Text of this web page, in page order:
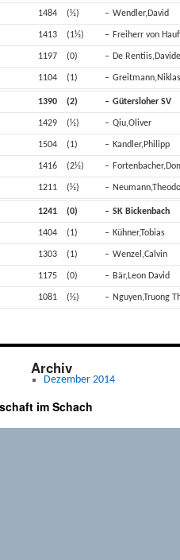
1484 (½) – Wendler,David
1413 (1½) – Freiherr von
1197 (0) – De
1104 (1) – Greitmann,Niklas
1390 (2) – Gütersloher SV
1429 (½) – Qiu,Oliver
1504 (1) – Kandler,Philipp
1416 (2½) –
1211 (½) –
1241 (0) – SK Bickenbach
1404 (1) – Kühner,Tobias
1303 (1) – Wenzel,Calvin
1175 (0) – Bär,Leon David
1081 (½) – Nguyen,Truong
Archiv
Dezember 2014
im Schach